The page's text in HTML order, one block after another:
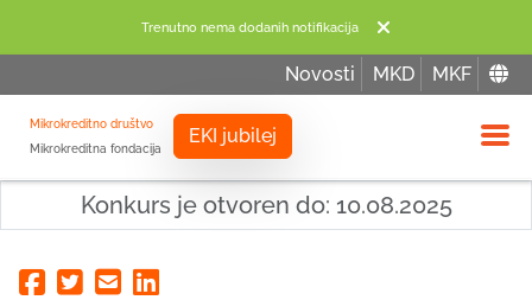
Trenutno nema dodanih notifikacija
Novosti MKD MKF
Mikrokreditno društvo
Mikrokreditna fondacija
EKI jubilej
Konkurs je otvoren do: 10.08.2025
Facebook
TwitterEmailLinkedin